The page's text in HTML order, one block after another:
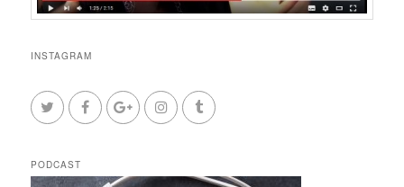
INSTAGRAM
PODCAST